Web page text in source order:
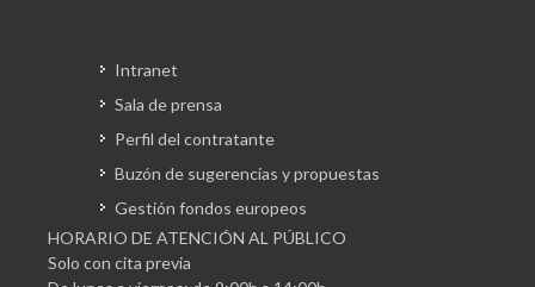
Intranet
Sala de prensa
Perfil del contratante
Buzón de sugerencias y propuestas
Gestión fondos europeos
HORARIO DE ATENCIÓN AL PÚBLICO
Solo con cita previa